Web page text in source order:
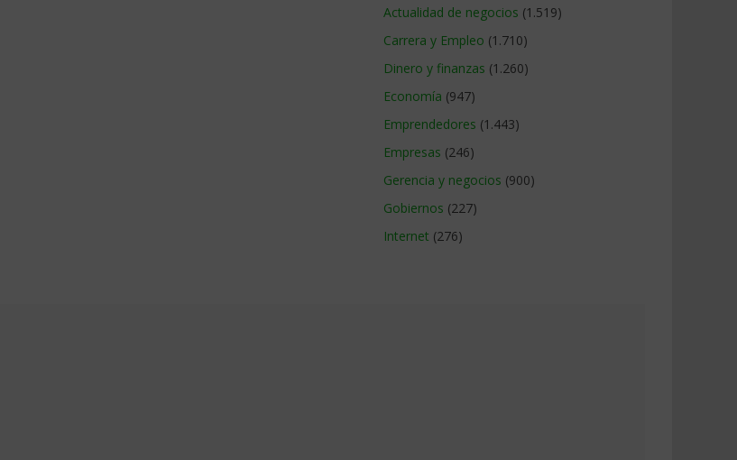
Actualidad de negocios (1.519)
Carrera y Empleo (1.710)
Dinero y finanzas (1.260)
Economía (947)
Emprendedores (1.443)
Empresas (246)
Gerencia y negocios (900)
Gobiernos (227)
Internet (276)